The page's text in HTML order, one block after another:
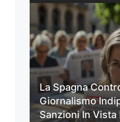
La Spagna
Giornalismo
Sanzioni In Vista